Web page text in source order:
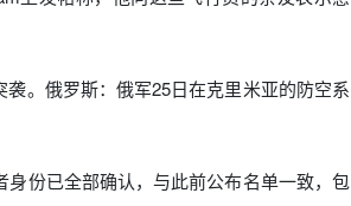
。俄罗斯：俄军25日在克里米亚的防空系
份已全部确认，与此前公布名单一致，包